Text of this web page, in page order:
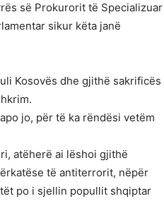
së Prokurorit të Specializuar
sikur këta janë
Kosovës dhe gjithë sakrificës
jo, për të ka rëndësi vetëm
atëherë ai lëshoi gjithë
të antiterrorit, nëpër
po i sjellin popullit shqiptar